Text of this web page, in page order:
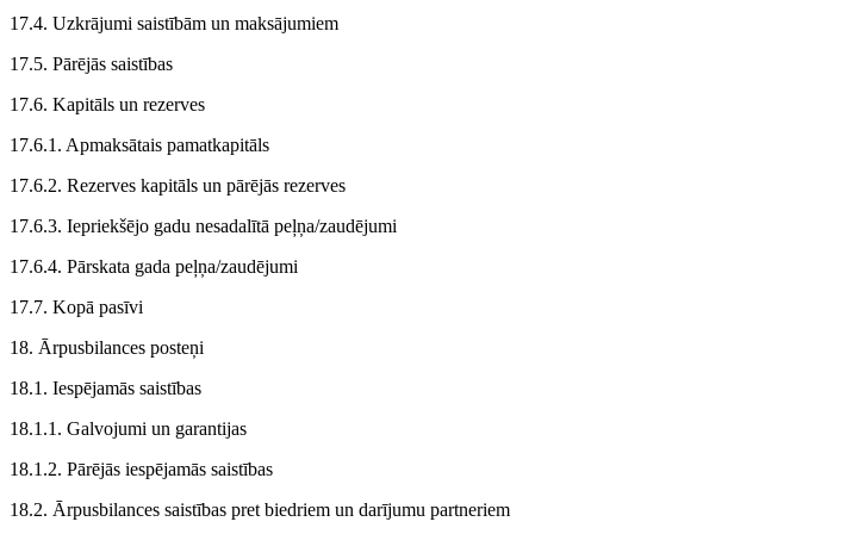
17.4. Uzkrājumi saistībām un maksājumiem
17.5. Pārējās saistības
17.6. Kapitāls un rezerves
17.6.1. Apmaksātais pamatkapitāls
17.6.2. Rezerves kapitāls un pārējās rezerves
17.6.3. Iepriekšējo gadu nesadalītā peļņa/zaudējumi
17.6.4. Pārskata gada peļņa/zaudējumi
17.7. Kopā pasīvi
18. Ārpusbilances posteņi
18.1. Iespējamās saistības
18.1.1. Galvojumi un garantijas
18.1.2. Pārējās iespējamās saistības
18.2. Ārpusbilances saistības pret biedriem un darījumu partneriem